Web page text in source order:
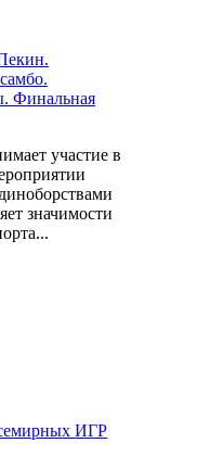
Финальная
участие в
значимости
ИГР